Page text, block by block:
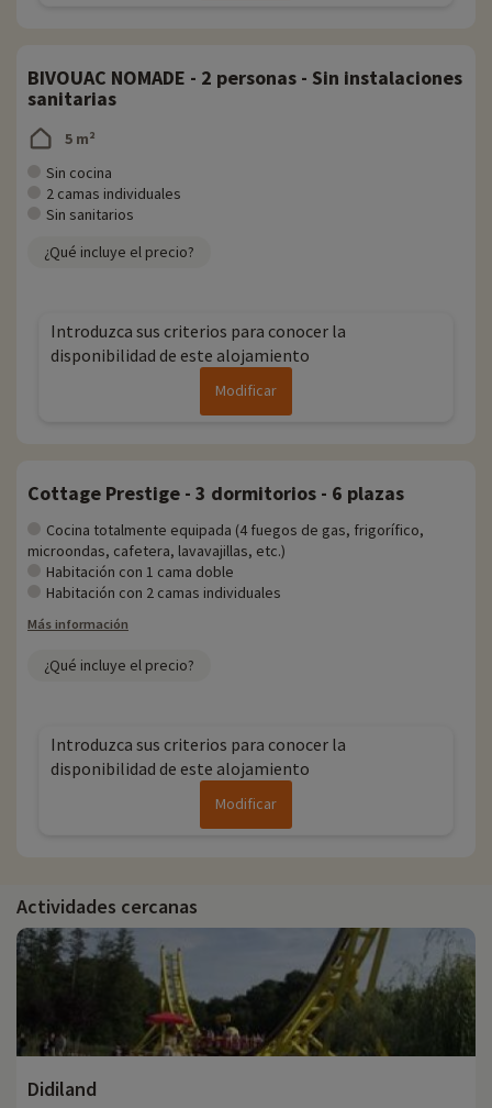
BIVOUAC NOMADE - 2 personas - Sin instalaciones
sanitarias
5 m²
Sin cocina
2 camas individuales
Sin sanitarios
¿Qué incluye el precio?
Introduzca sus criterios para conocer la
disponibilidad de este alojamiento
Modificar
Cottage Prestige - 3 dormitorios - 6 plazas
Cocina totalmente equipada (4 fuegos de gas, frigorífico,
microondas, cafetera, lavavajillas, etc.)
Habitación con 1 cama doble
Habitación con 2 camas individuales
Más información
¿Qué incluye el precio?
Introduzca sus criterios para conocer la
disponibilidad de este alojamiento
Modificar
Actividades cercanas
Didiland